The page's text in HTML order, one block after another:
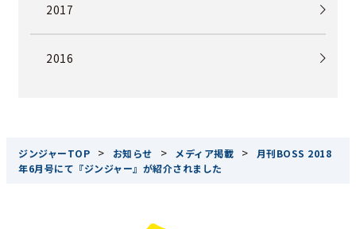
2017
2016
ジンジャーTOP > お知らせ > メディア掲載 >
月刊BOSS 2018
年6月号にて『ジンジャー』が紹介されました